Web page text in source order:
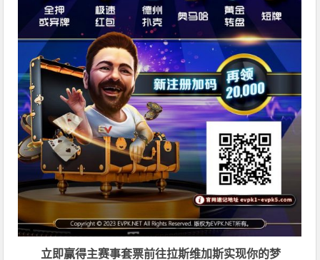
立即赢得主赛事套票前往拉斯维加斯实现你的梦